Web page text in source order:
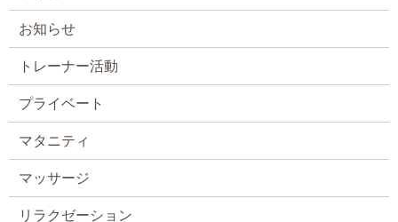
お知らせ
トレーナー活動
プライベート
マタニティ
マッサージ
リラクゼーション